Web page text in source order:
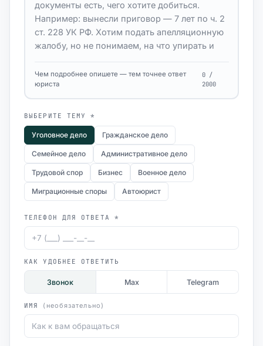
Чем подробнее опишете — тем точнее ответ
юриста
0 /
2000
ВЫБЕРИТЕ ТЕМУ *
Уголовное дело Гражданское дело
Семейное дело Административное дело
Трудовой спор Бизнес Военное дело
Миграционные споры Автоюрист
ТЕЛЕФОН ДЛЯ ОТВЕТА *
КАК УДОБНЕЕ ОТВЕТИТЬ
Звонок Max Telegram
ИМЯ (необязательно)